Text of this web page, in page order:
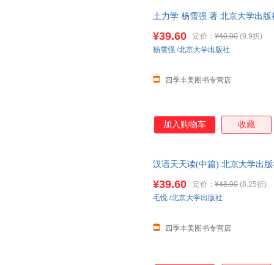
土力学 杨雪强 著 北京大学出
¥39.60 定价： ¥40.00 (9.9折)
四季丰美图书专营店
杨雪强 /北京大学出版社
加入购物车 收藏
汉语天天读(中篇) 北京大学出
¥39.60 定价： ¥48.00 (8.25折)
四季丰美图书专营店
毛悦 /北京大学出版社